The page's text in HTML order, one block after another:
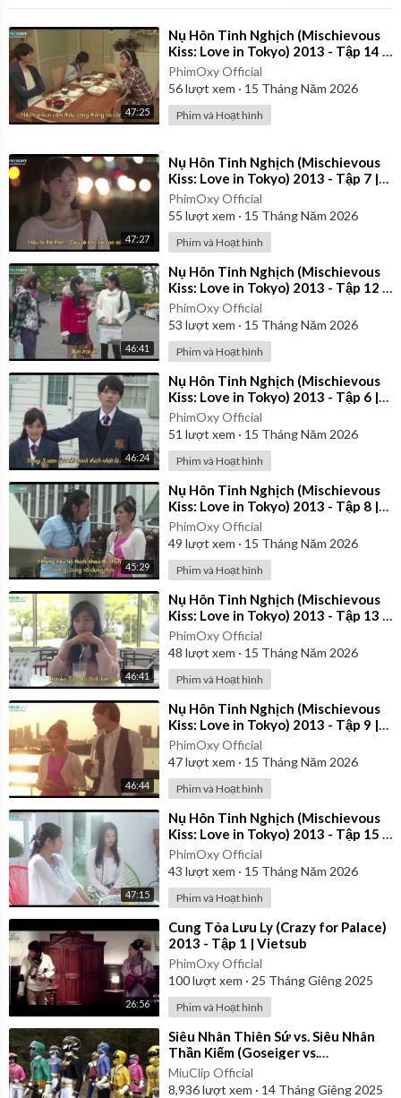
47:25
⁣Nụ Hôn Tinh Nghịch (Mischievous
Kiss: Love in Tokyo) 2013 - Tập 14 |
Vietsub
PhimOxy Official
56lượt xem · 15 Tháng Năm 2026
Phim và Hoạt hình
47:27
⁣Nụ Hôn Tinh Nghịch (Mischievous
Kiss: Love in Tokyo) 2013 - Tập 7 |
Vietsub
PhimOxy Official
55 lượt xem · 15 Tháng Năm 2026
Phim và Hoạt hình
46:41
⁣Nụ Hôn Tinh Nghịch (Mischievous
Kiss: Love in Tokyo) 2013 - Tập 12 |
Vietsub
PhimOxy Official
53 lượt xem · 15 Tháng Năm 2026
Phim và Hoạt hình
46:24
⁣Nụ Hôn Tinh Nghịch (Mischievous
Kiss: Love in Tokyo) 2013 - Tập 6 |
Vietsub
PhimOxy Official
51 lượt xem · 15 Tháng Năm 2026
Phim và Hoạt hình
45:29
⁣Nụ Hôn Tinh Nghịch (Mischievous
Kiss: Love in Tokyo) 2013 - Tập 8 |
Vietsub
PhimOxy Official
49 lượt xem · 15 Tháng Năm 2026
Phim và Hoạt hình
46:41
⁣Nụ Hôn Tinh Nghịch (Mischievous
Kiss: Love in Tokyo) 2013 - Tập 13 |
Vietsub
PhimOxy Official
48 lượt xem · 15 Tháng Năm 2026
Phim và Hoạt hình
46:44
⁣Nụ Hôn Tinh Nghịch (Mischievous
Kiss: Love in Tokyo) 2013 - Tập 9 |
Vietsub
PhimOxy Official
47lượt xem · 15 Tháng Năm 2026
Phim và Hoạt hình
47:15
⁣Nụ Hôn Tinh Nghịch (Mischievous
Kiss: Love in Tokyo) 2013 - Tập 15 |
Vietsub
PhimOxy Official
43 lượt xem · 15 Tháng Năm 2026
Phim và Hoạt hình
26:56
⁣Cung Tỏa Lưu Ly (Crazy for Palace)
2013 - Tập 1 | Vietsub
PhimOxy Official
100lượt xem · 25 Tháng Giêng 2025
Phim và Hoạt hình
⁣Siêu Nhân Thiên Sứ vs. Siêu Nhân
Thần Kiếm (Goseiger vs.
Shinkenger) | Vietsub
MiuClip Official
8,936lượt xem · 14 Tháng Giêng 2025